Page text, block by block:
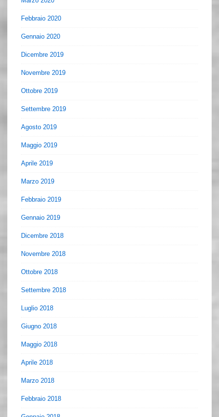
Febbraio 2020
Gennaio 2020
Dicembre 2019
Novembre 2019
Ottobre 2019
Settembre 2019
Agosto 2019
Maggio 2019
Aprile 2019
Marzo 2019
Febbraio 2019
Gennaio 2019
Dicembre 2018
Novembre 2018
Ottobre 2018
Settembre 2018
Luglio 2018
Giugno 2018
Maggio 2018
Aprile 2018
Marzo 2018
Febbraio 2018